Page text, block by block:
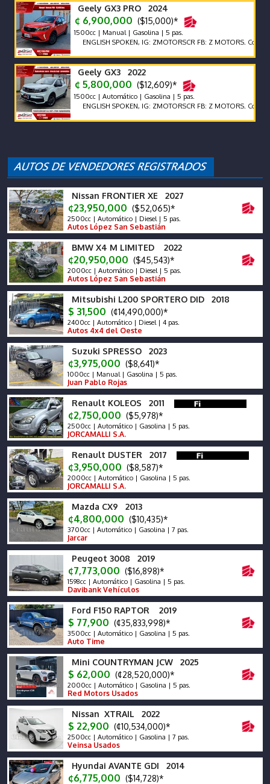
Geely GX3 PRO 2024
¢ 6,900,000 ($15,000)*
1500cc | Manual | Gasolina | 5 pas.
ENGLISH SPOKEN, IG: ZMOTORSCR FB: Z MOTORS. Contáctenos
Geely GX3 2022
¢ 5,800,000 ($12,609)*
1500cc | Automático | Gasolina | 5 pas.
ENGLISH SPOKEN, IG: ZMOTORSCR FB: Z MOTORS. Contáctenos
Nissan FRONTIER XE 2027
¢23,950,000 ($52,065)*
2500cc | Automático | Diesel | 5 pas.
Autos López San Sebastián
BMW X4 M LIMITED 2022
¢20,950,000 ($45,543)*
2000cc | Automático | Diesel | 5 pas.
Autos López San Sebastián
Mitsubishi L200 SPORTERO DID 2018
$ 31,500 (¢14,490,000)*
2400cc | Automático | Diesel | 4 pas.
Autos 4x4 del Oeste
Suzuki SPRESSO 2023
¢3,975,000 ($8,641)*
1000cc | Manual | Gasolina | 5 pas.
Juan Pablo Rojas
Renault KOLEOS 2011
¢2,750,000 ($5,978)*
2500cc | Automático | Gasolina | 5 pas.
JORCAMALLI S.A.
Renault DUSTER 2017
¢3,950,000 ($8,587)*
2000cc | Automático | Gasolina | 5 pas.
JORCAMALLI S.A.
Mazda CX9 2013
¢4,800,000 ($10,435)*
3700cc | Automático | Gasolina | 7 pas.
Jarcar
Peugeot 3008 2019
¢7,773,000 ($16,898)*
1598cc | Automático | Gasolina | 5 pas.
Davibank Vehículos
Ford F150 RAPTOR 2019
$ 77,900 (¢35,833,998)*
3500cc | Automático | Gasolina | 5 pas.
Auto Time
Mini COUNTRYMAN JCW 2025
$ 62,000 (¢28,520,000)*
2000cc | Automático | Gasolina | 5 pas.
Red Motors Usados
Nissan XTRAIL 2022
$ 22,900 (¢10,534,000)*
2500cc | Automático | Gasolina | 7 pas.
Veinsa Usados
Hyundai AVANTE GDI 2014
¢6,775,000 ($14,728)*